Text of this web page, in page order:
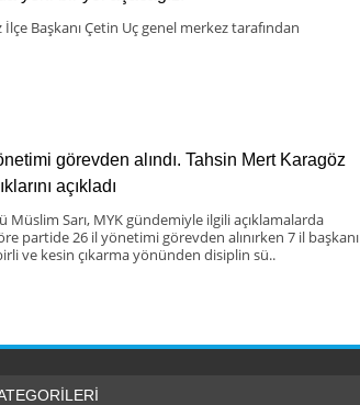
Başkanı Çetin Uç genel merkez tarafından
görevden alındı. Tahsin Mert Karagöz
açıkladı
Müslim Sarı, MYK gündemiyle ilgili açıklamalarda
partide 26 il yönetimi görevden alınırken 7 il başkanı
ve kesin çıkarma yönünden disiplin sü..